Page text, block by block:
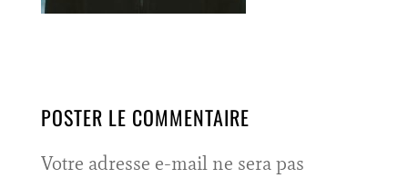
POSTER LE COMMENTAIRE
Votre adresse e-mail ne sera pas